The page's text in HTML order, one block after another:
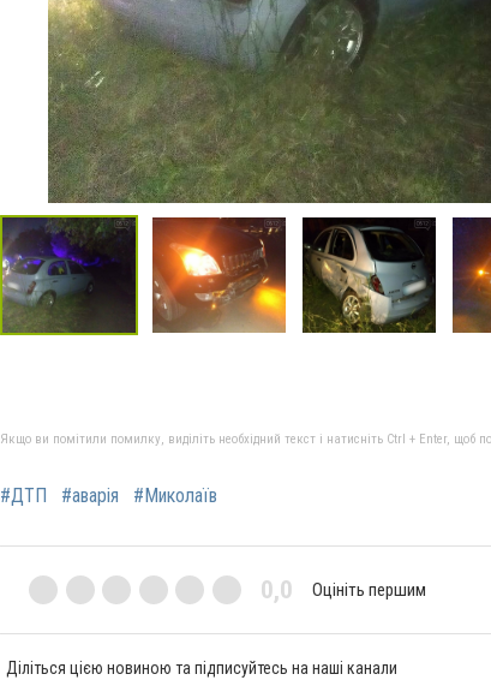
Якщо ви помітили помилку, виділіть необхідний текст і натисніть Ctrl + Enter, щоб
#ДТП #аварія #Миколаїв
0,0 Оцініть першим
Діліться цією новиною та підписуйтесь на наші канали